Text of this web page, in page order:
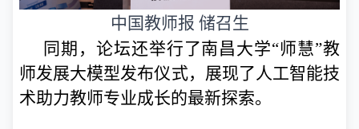
中国教师报 储召生
同期，论坛还举行了南昌大学“师慧”教
师发展大模型发布仪式，展现了人工智能技
术助力教师专业成长的最新探索。